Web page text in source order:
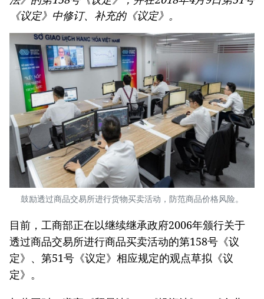
《议定》中修订、补充的《议定》。
鼓励透过商品交易所进行货物买卖活动，防范商品价格风险。
目前，工商部正在以继续继承政府2006年颁行关于
透过商品交易所进行商品买卖活动的第158号《议
定》、第51号《议定》相应规定的观点草拟《议
定》。